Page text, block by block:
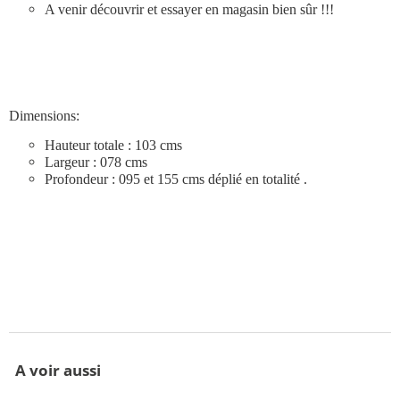
A venir découvrir et essayer en magasin bien sûr !!!
Dimensions:
Hauteur totale : 103 cms
Largeur : 078 cms
Profondeur : 095 et 155 cms déplié en totalité .
A voir aussi